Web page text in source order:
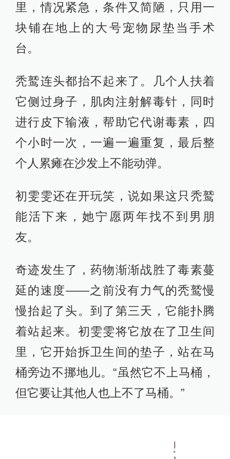
里，情况紧急，条件又简陋，只用一
块铺在地上的大号宠物尿垫当手术
台。
秃鹫连头都抬不起来了。几个人扶着
它侧过身子，肌肉注射解毒针，同时
进行皮下输液，帮助它代谢毒素，四
个小时一次，一遍一遍重复，最后整
个人累瘫在沙发上不能动弹。
初雯雯还在开玩笑，说如果这只秃鹫
能活下来，她宁愿两年找不到男朋
友。
奇迹发生了，药物渐渐战胜了毒素蔓
延的速度——之前没有力气的秃鹫慢
慢抬起了头。到了第三天，它能扑腾
着站起来。初雯雯将它放在了卫生间
里，它开始拆卫生间的垫子，站在马
桶旁边不挪地儿。“虽然它不上马桶，
但它要让其他人也上不了马桶。”